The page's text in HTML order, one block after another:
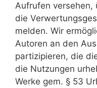
Aufrufen versehen,
die
melden. Wir
Autoren an den
partizipieren, die
die Nutzungen
Werke gem. § 53